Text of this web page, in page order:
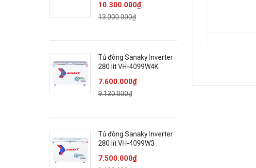
10.300.000₫
13.000.000₫
Tủ đông Sanaky Inverter
280 lít VH-4099W4K
7.600.000₫
9.130.000₫
Tủ đông Sanaky Inverter
280 lít VH-4099W3
7.500.000₫